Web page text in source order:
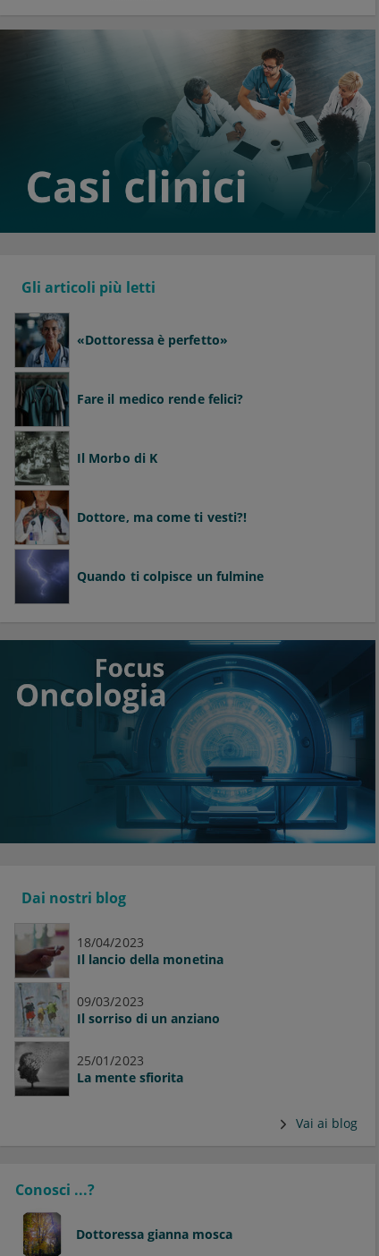
Gli articoli più letti
«Dottoressa è perfetto»
Fare il medico rende felici?
Il Morbo di K
Dottore, ma come ti vesti?!
Quando ti colpisce un fulmine
Dai nostri blog
18/04/2023
Il lancio della monetina
09/03/2023
Il sorriso di un anziano
25/01/2023
La mente sfiorita
Vai ai blog
Conosci ...?
Dottoressa gianna mosca